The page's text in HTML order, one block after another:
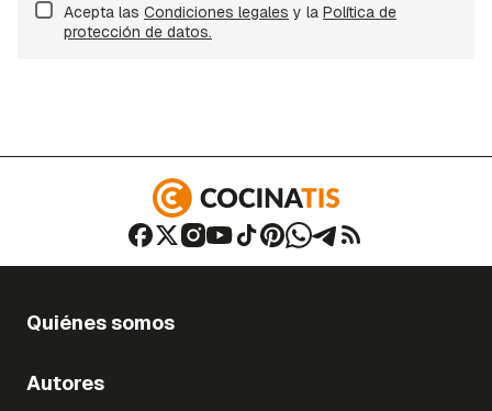
Acepta las Condiciones legales y la Política de
protección de datos.
Quiénes somos
Autores